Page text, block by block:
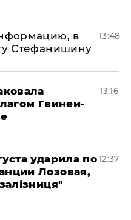
в
Стефанишину
13:48
Гвинеи-
13:16
ударила по
Лозовая,
12:37